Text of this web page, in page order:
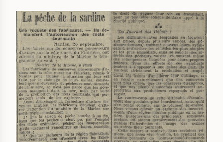
IMAGE